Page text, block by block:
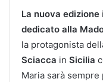
La nuova edizione
dedicato alla
la protagonista
Sciacca in Sicilia
Maria sarà